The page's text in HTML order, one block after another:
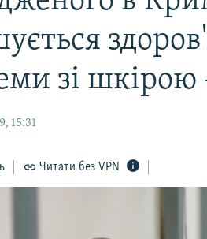
зі шкірою
15:31
Читати без VPN